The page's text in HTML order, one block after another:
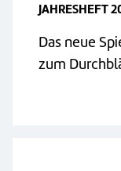
JAHRESHEFT
Das neue
zum